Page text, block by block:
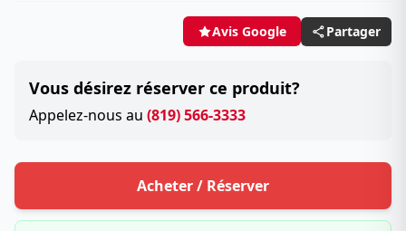
Avis Google Partager
Vous désirez réserver ce produit?
Appelez-nous au (819) 566-3333
Acheter / Réserver